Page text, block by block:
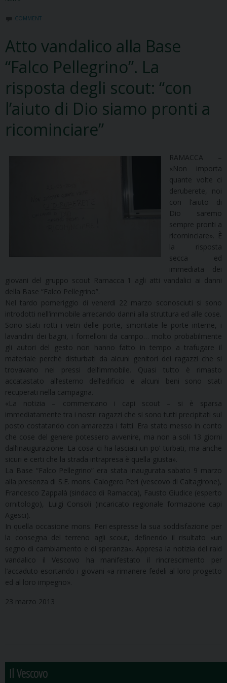
COMMENT
Atto vandalico alla Base
“Falco Pellegrino”. La
risposta degli scout: “con
l’aiuto di Dio siamo pronti a
ricominciare”
RAMACCA –
«Non importa
quante volte ci
deruberete, noi
con l’aiuto di
Dio saremo
sempre pronti a
ricominciare». È
la risposta
secca ed
immediata dei
giovani del gruppo scout Ramacca 1 agli atti vandalici ai danni
della Base “Falco Pellegrino”.
Nel tardo pomeriggio di venerdì 22 marzo sconosciuti si sono
introdotti nell’immobile arrecando danni alla struttura ed alle cose.
Sono stati rotti i vetri delle porte, smontate le porte interne, i
lavandini dei bagni, i fornelloni da campo… molto probabilmente
gli autori del gesto non hanno fatto in tempo a trafugare il
materiale perché disturbati da alcuni genitori dei ragazzi che si
trovavano nei pressi dell’immobile. Quasi tutto è rimasto
accatastato all’esterno dell’edificio e alcuni beni sono stati
recuperati nella campagna.
«La notizia – commentano i capi scout – si è sparsa
immediatamente tra i nostri ragazzi che si sono tutti precipitati sul
posto costatando con amarezza i fatti. Era stato messo in conto
che cose del genere potessero avvenire, ma non a soli 13 giorni
dall’inaugurazione. La cosa ci ha lasciati un po’ turbati, ma anche
sicuri e certi che la strada intrapresa è quella giusta».
La Base “Falco Pellegrino” era stata inaugurata sabato 9 marzo
alla presenza di S.E. mons. Calogero Peri (vescovo di Caltagirone),
Francesco Zappalà (sindaco di Ramacca), Fausto Giudice (esperto
ornitologo), Luigi Consoli (incaricato regionale formazione capi
Agesci).
In quella occasione mons. Peri espresse la sua soddisfazione per
la consegna del terreno agli scout, definendo il risultato «un
segno di cambiamento e di speranza». Appresa la notizia del raid
vandalico il Vescovo ha manifestato il rincrescimento per
l’accaduto esortando i giovani «a rimanere fedeli al loro progetto
ed al loro impegno».
23 marzo 2013
Il Vescovo